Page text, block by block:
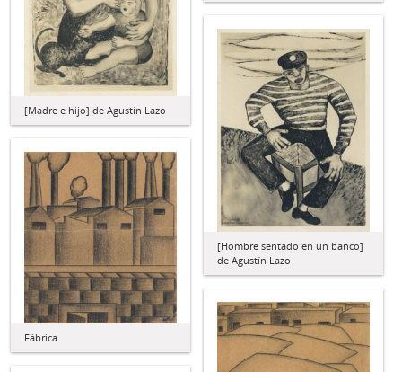
[Madre e hijo] de Agustín Lazo
[Hombre sentado en un banco]
de Agustín Lazo
Fábrica